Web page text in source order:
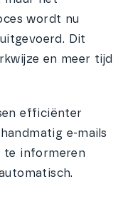
wordt nu
Dit
en meer tijd
efficiënter
e-mails
te informeren